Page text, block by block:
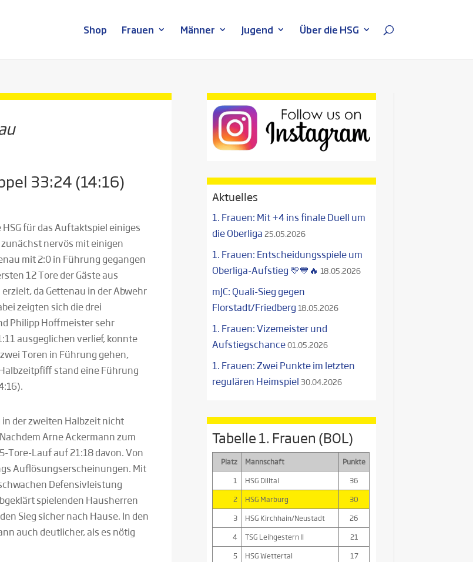
Shop Frauen Männer Jugend Über die HSG
33:24 (14:16)
für das Auftaktspiel einiges
nervös mit einigen
mit 2:0 in Führung gegangen
12 Tore der Gäste aus
da Gettenau in der Abwehr
zeigten sich die drei
Philipp Hoffmeister sehr
ausgeglichen verlief, konnte
Toren in Führung gehen,
stand eine Führung
der zweiten Halbzeit nicht
Arne Ackermann zum
Tore-Lauf auf 21:18 davon. Von
Auflösungserscheinungen. Mit
Defensivleistung
spielenden Hausherren
Sieg sicher nach Hause. In den
auch deutlicher, als es nötig
Aktuelles
1. Frauen: Mit +4 ins finale Duell um
die Oberliga 25.05.2026
1. Frauen: Entscheidungsspiele um
Oberliga-Aufstieg 💛💙🔥 18.05.2026
mJC: Quali-Sieg gegen
Florstadt/Friedberg 18.05.2026
1. Frauen: Vizemeister und
Aufstiegschance01.05.2026
1. Frauen: Zwei Punkte im letzten
regulären Heimspiel 30.04.2026
Tabelle 1. Frauen (BOL)
Platz Mannschaft
Punkte
1
HSG Dilltal
36
2
HSG Marburg
30
3
HSG Kirchhain/Neustadt
26
4
TSG Leihgestern II
21
5
HSG Wettertal
17